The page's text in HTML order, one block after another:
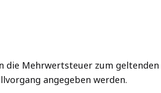
die Mehrwertsteuer zum geltenden
angegeben werden.